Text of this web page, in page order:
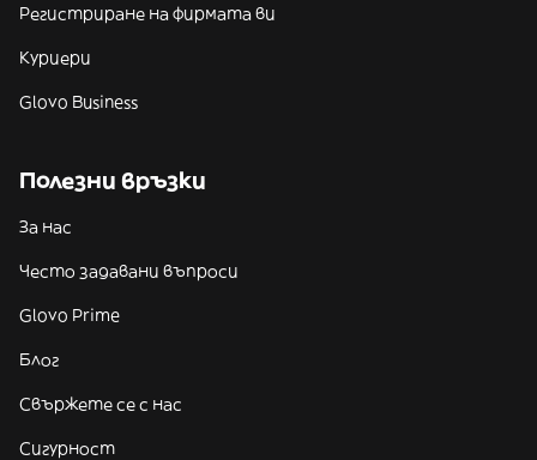
Регистриране на фирмата ви
Куриери
Glovo Business
Полезни връзки
За нас
Често задавани въпроси
Glovo Prime
Блог
Свържете се с нас
Сигурност